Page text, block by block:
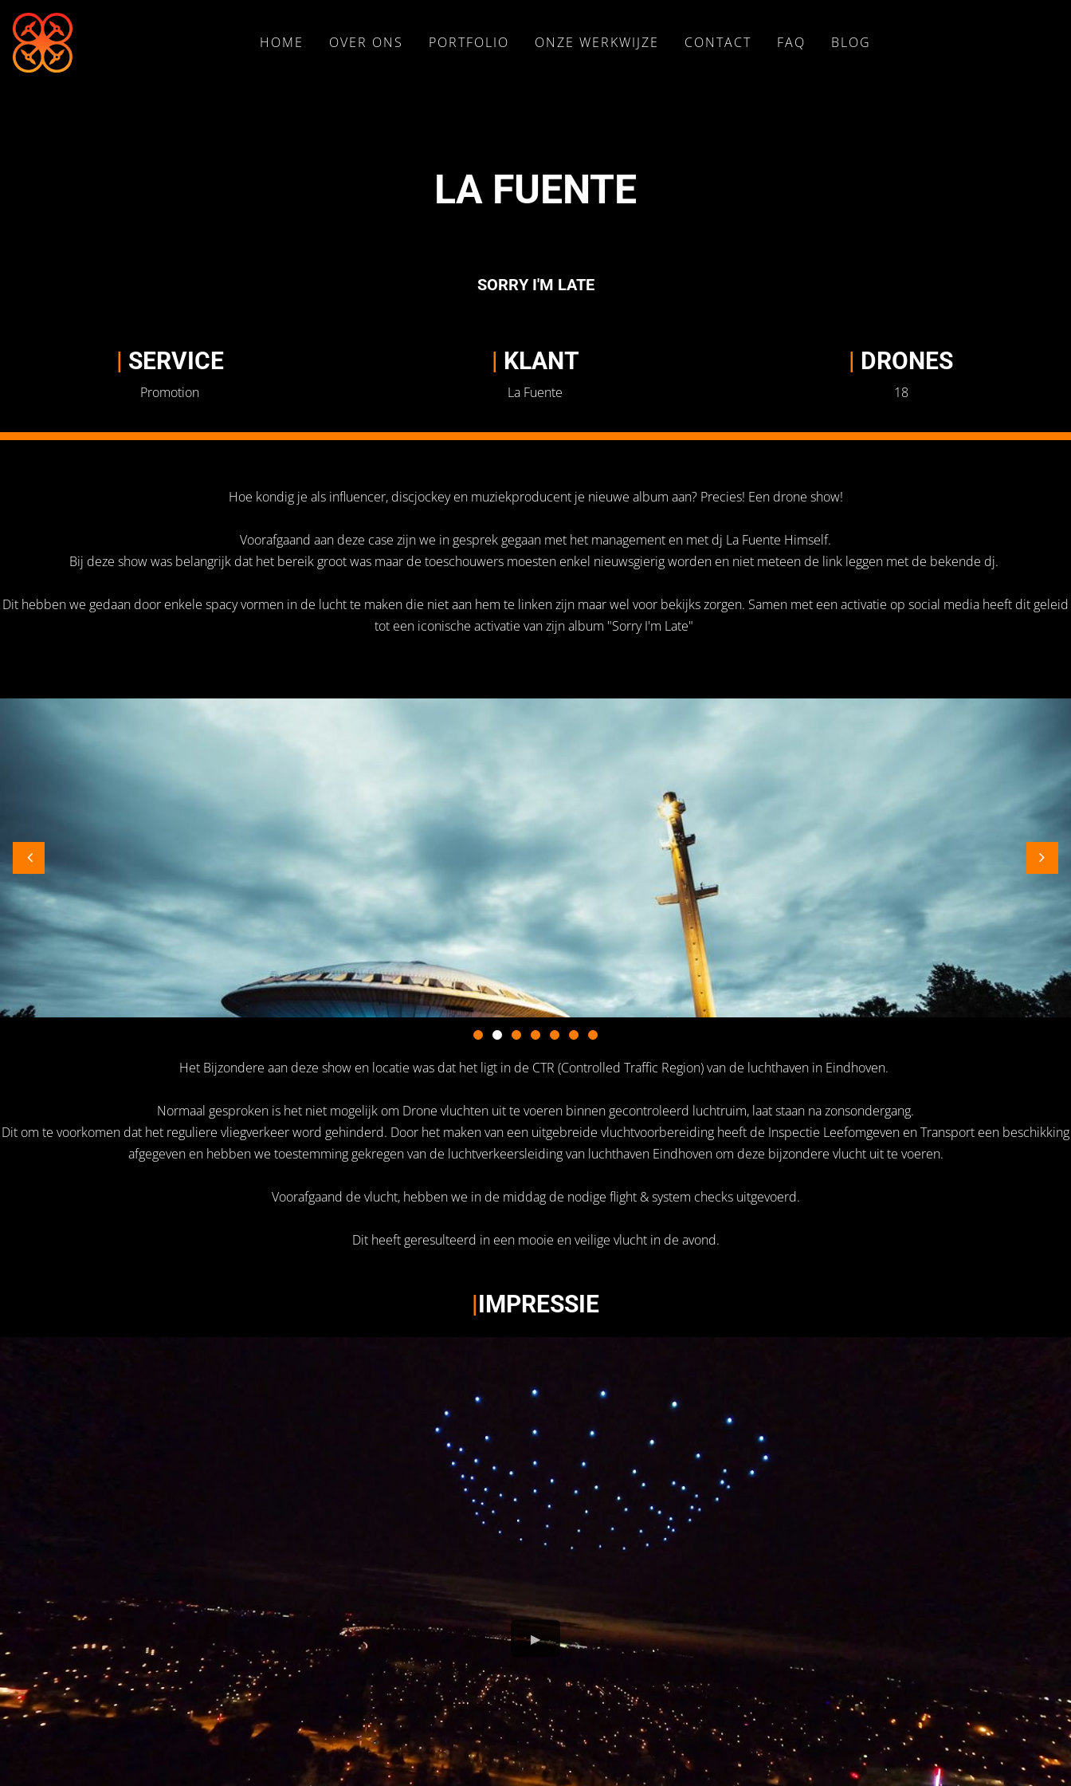
HOME OVER ONS PORTFOLIO ONZE WERKWIJZE CONTACT FAQ BLOG
LA FUENTE
SORRY I'M LATE
| SERVICE
Promotion
| KLANT
La Fuente
| DRONES
18
Hoe kondig je als influencer, discjockey en muziekproducent je nieuwe album aan? Precies! Een drone show!
Voorafgaand aan deze case zijn we in gesprek gegaan met het management en met dj La Fuente Himself.
Bij deze show was belangrijk dat het bereik groot was maar de toeschouwers moesten enkel nieuwsgierig worden en niet meteen de link leggen met de bekende dj.
Dit hebben we gedaan door enkele spacy vormen in de lucht te maken die niet aan hem te linken zijn maar wel voor bekijks zorgen. Samen met een activatie op social media heeft dit geleid
tot een iconische activatie van zijn album "Sorry I'm Late"
Het Bijzondere aan deze show en locatie was dat het ligt in de CTR (Controlled Traffic Region) van de luchthaven in Eindhoven.
Normaal gesproken is het niet mogelijk om Drone vluchten uit te voeren binnen gecontroleerd luchtruim, laat staan na zonsondergang.
Dit om te voorkomen dat het reguliere vliegverkeer word gehinderd. Door het maken van een uitgebreide vluchtvoorbereiding heeft de Inspectie Leefomgeven en Transport een beschikking
afgegeven en hebben we toestemming gekregen van de luchtverkeersleiding van luchthaven Eindhoven om deze bijzondere vlucht uit te voeren.
Voorafgaand de vlucht, hebben we in de middag de nodige flight & system checks uitgevoerd.
Dit heeft geresulteerd in een mooie en veilige vlucht in de avond.
|IMPRESSIE